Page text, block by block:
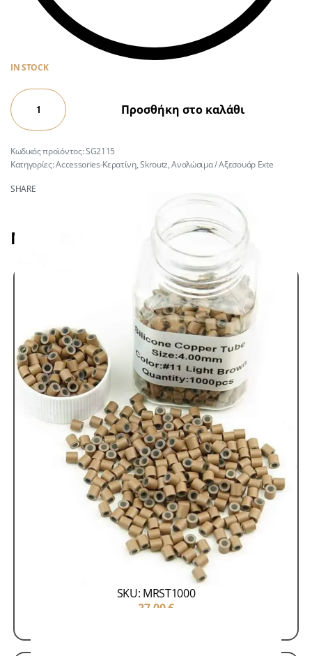
IN STOCK
Προσθήκη στο καλάθι
SG2115
Κατηγορίες:Accessories-Κερατίνη,Skroutz,Αναλώσιμα / Αξεσουάρ Exte
SHARE
Μπορεί να σας αρέσει επίσης
Accessories-MicroringsAccessories-ΤρέσαΑναλώσιμα
/ Αξεσουάρ Exte
Microrings 4.0×2.0x2.0mm (1000τμχ)
SKU: MRST1000
27,00€